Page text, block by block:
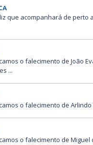
que acompanhará de perto
o falecimento de João
...
o falecimento de
o falecimento de Miguel